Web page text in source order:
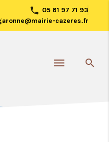
phone 05 61 97 71 93
cazeres.fr
menu search